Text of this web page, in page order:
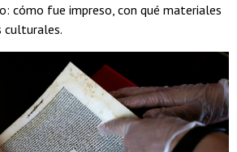
cómo fue impreso, con qué materiales
culturales.